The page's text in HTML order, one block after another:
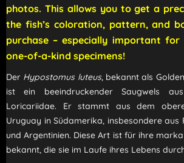
photos. This allows you to get a
the fish’s coloration, pattern, and
purchase – especially important for
one-of-a-kind specimens!
Der Hypostomus luteus, bekannt als
ist ein beeindruckender Saugwels
Loricariidae.
Er stammt aus dem
Uruguay in Südamerika, insbesondere aus
und Argentinien. Diese Art ist für ihre
bekannt, die sie im Laufe ihres Lebens